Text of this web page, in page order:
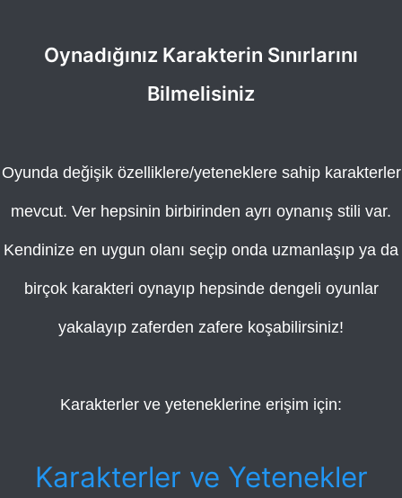
Oynadığınız Karakterin Sınırlarını
Bilmelisiniz
Oyunda değişik özelliklere/yeteneklere sahip karakterler
mevcut. Ver hepsinin birbirinden ayrı oynanış stili var.
Kendinize en uygun olanı seçip onda uzmanlaşıp ya da
birçok karakteri oynayıp hepsinde dengeli oyunlar
yakalayıp zaferden zafere koşabilirsiniz!
Karakterler ve yeteneklerine erişim için:
Karakterler ve Yetenekler